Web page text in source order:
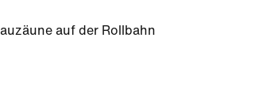
auf der Rollbahn